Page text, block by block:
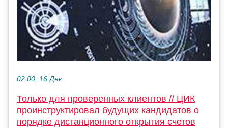
02:00, 16 Дек
Только для проверенных клиентов // ЦИК
проинструктировал будущих кандидатов о
порядке дистанционного открытия счетов